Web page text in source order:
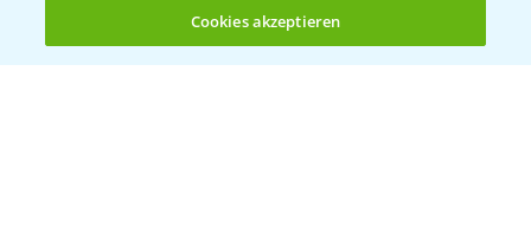
(noch 4)
Allgemeine Nutzungsbedingungen
Datenschutzerklärung
Cookies akzeptieren